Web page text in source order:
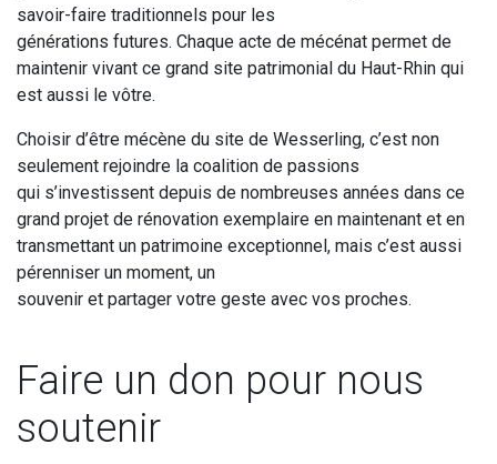
savoir-faire traditionnels pour les
générations futures. Chaque acte de mécénat permet de
maintenir vivant ce grand site patrimonial du Haut-Rhin qui
est aussi le vôtre.
Choisir d’être mécène du site de Wesserling, c’est non
seulement rejoindre la coalition de passions
qui s’investissent depuis de nombreuses années dans ce
grand projet de rénovation exemplaire en maintenant et en
transmettant un patrimoine exceptionnel, mais c’est aussi
pérenniser un moment, un
souvenir et partager votre geste avec vos proches.
Faire un don pour nous
soutenir